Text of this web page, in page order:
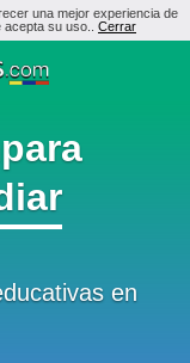
una mejor experiencia de
su uso.. Cerrar
en